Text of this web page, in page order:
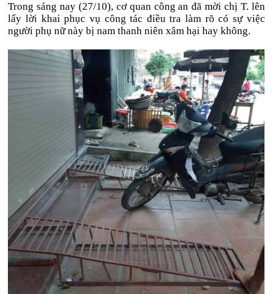
Trong sáng nay (27/10), cơ quan công an đã mời chị T. lên
lấy lời khai phục vụ công tác điều tra làm rõ có sự việc
người phụ nữ này bị nam thanh niên xâm hại hay không.